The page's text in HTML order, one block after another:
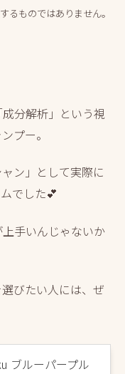
るものではありません。
分解析」という視
プー。
ン」として実際に
でした💕
手いんじゃないか
びたい人には、ぜ
ブルーパープル